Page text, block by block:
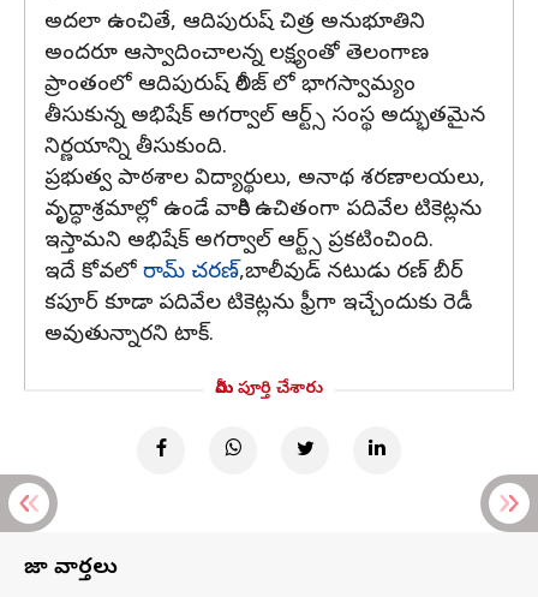
అదలా ఉంచితే, ఆదిపురుష్ చిత్ర అనుభూతిని
అందరూ ఆస్వాదించాలన్న లక్ష్యంతో తెలంగాణ
ప్రాంతంలో ఆదిపురుష్ రిలీజ్ లో భాగస్వామ్యం
తీసుకున్న అభిషేక్ అగర్వాల్ ఆర్ట్స్ సంస్థ అద్భుతమైన
నిర్ణయాన్ని తీసుకుంది.
ప్రభుత్వ పాఠశాల విద్యార్థులు, అనాథ శరణాలయలు,
వృద్ధాశ్రమాల్లో ఉండే వారికి ఉచితంగా పదివేల టికెట్లను
ఇస్తామని అభిషేక్ అగర్వాల్ ఆర్ట్స్ ప్రకటించింది.
ఇదే కోవలో రామ్ చరణ్,బాలీవుడ్ నటుడు రణ్ బీర్
కపూర్ కూడా పదివేల టికెట్లను ఫ్రీగా ఇచ్చేందుకు రెడీ
అవుతున్నారని టాక్.
మీరు పూర్తి చేశారు
తాజా వార్తలు